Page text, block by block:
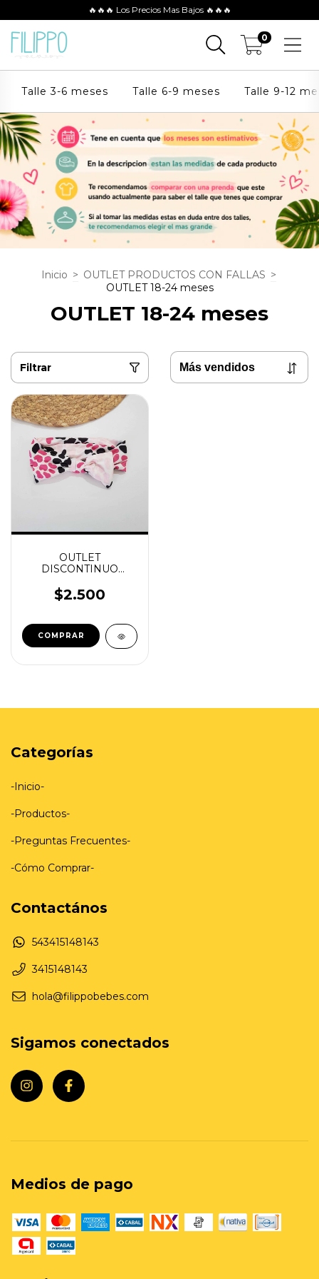
🔥🔥🔥 Los Precios Mas Bajos 🔥🔥🔥
0
Talle 3-6 meses Talle 6-9 meses Talle 9-12
Inicio > OUTLET PRODUCTOS CON FALLAS >
OUTLET 18-24 meses
OUTLET 18-24 meses
Filtrar
OUTLET
DISCONTINUO
$2.500
COMPRAR
Categorías
-Inicio-
-Productos-
-Preguntas Frecuentes-
-Cómo Comprar-
Contactános
543415148143
3415148143
hola@filippobebes.com
Sigamos conectados
Medios de pago